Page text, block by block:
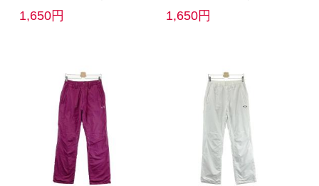
1,650円 1,650円